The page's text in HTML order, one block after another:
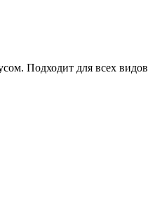
Подходит для всех видов